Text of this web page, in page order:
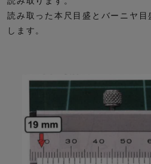
読み取った本尺目盛とバーニヤ目
します。